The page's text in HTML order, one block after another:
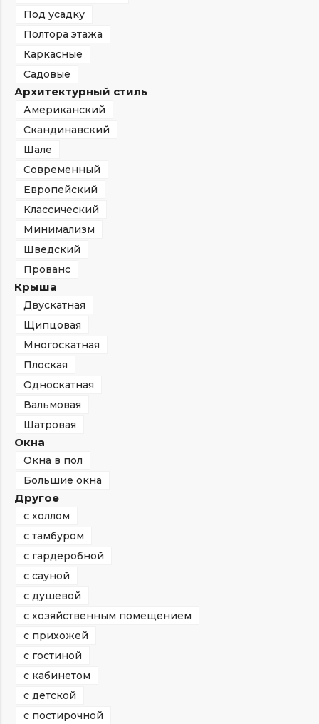
Под усадку
Полтора этажа
Каркасные
Садовые
Архитектурный стиль
Американский
Скандинавский
Шале
Современный
Европейский
Классический
Минимализм
Шведский
Прованс
Крыша
Двускатная
Щипцовая
Многоскатная
Плоская
Односкатная
Вальмовая
Шатровая
Окна
Окна в пол
Большие окна
Другое
с холлом
с тамбуром
с гардеробной
с сауной
с душевой
с хозяйственным помещением
с прихожей
с гостиной
с кабинетом
с детской
с постирочной